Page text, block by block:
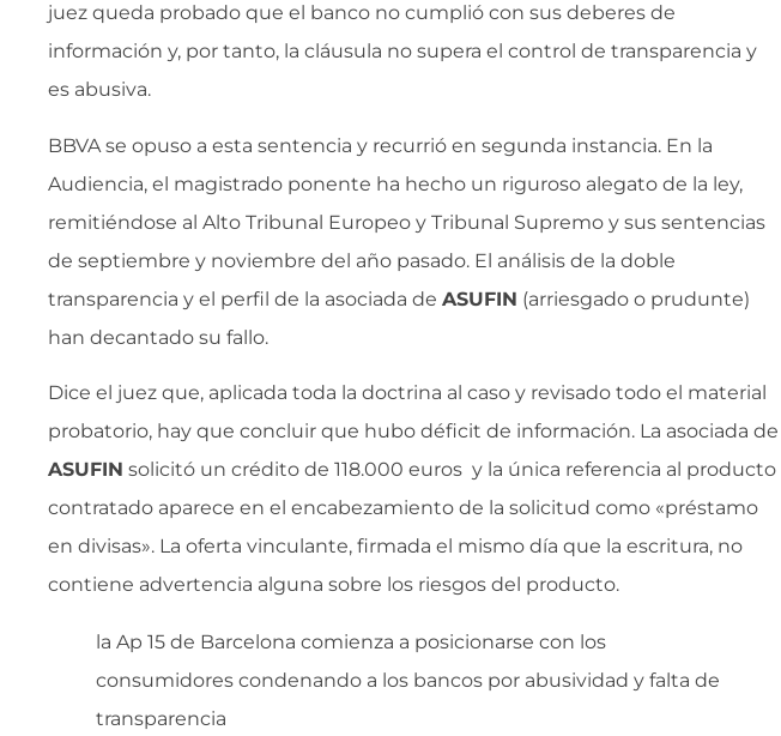
juez queda probado que el banco no cumplió con sus deberes de
información y, por tanto, la cláusula no supera el control de transparencia y
es abusiva.
BBVA se opuso a esta sentencia y recurrió en segunda instancia. En la
Audiencia, el magistrado ponente ha hecho un riguroso alegato de la ley,
remitiéndose al Alto Tribunal Europeo y Tribunal Supremo y sus sentencias
de septiembre y noviembre del año pasado. El análisis de la doble
transparencia y el perfil de la asociada de ASUFIN (arriesgado o prudunte)
han decantado su fallo.
Dice el juez que, aplicada toda la doctrina al caso y revisado todo el material
probatorio, hay que concluir que hubo déficit de información. La asociada de
ASUFIN solicitó un crédito de 118.000 euros y la única referencia al producto
contratado aparece en el encabezamiento de la solicitud como «préstamo
en divisas». La oferta vinculante, firmada el mismo día que la escritura, no
contiene advertencia alguna sobre los riesgos del producto.
la Ap 15 de Barcelona comienza a posicionarse con los
consumidores condenando a los bancos por abusividad y falta de
transparencia